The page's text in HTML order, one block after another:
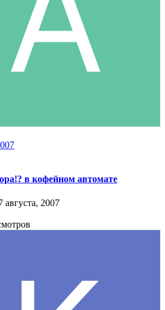
в кофейном автомате
августа, 2007